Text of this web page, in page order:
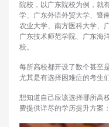
院校，以广东院校为例，就
学、广东外语外贸大学、暨
农业大学、南方医科大学、
广东技术师范学院、广东海
校。
每所高校都开设了数个甚至
尤其是有选择困难症的考生们
想知道自己应该选择哪所高
费提供详尽的学历提升方案：